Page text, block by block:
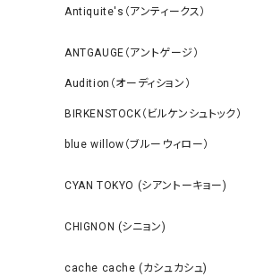
Antiquite's（アンティークス）
ANTGAUGE（アントゲージ）
Audition（オーディション）
BIRKENSTOCK（ビルケンシュトック）
blue willow（ブルーウィロー）
CYAN TOKYO (シアントーキョー)
CHIGNON (シニョン)
cache cache (カシュカシュ)